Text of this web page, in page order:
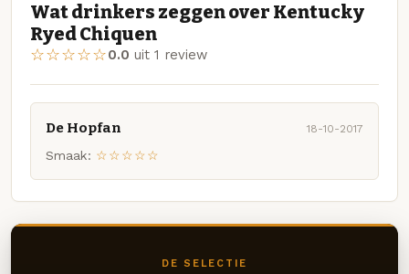
Wat drinkers zeggen over Kentucky
Ryed Chiquen
☆☆☆☆☆0.0 uit 1 review
De Hopfan 18-10-2017
Smaak: ☆☆☆☆☆
DE SELECTIE